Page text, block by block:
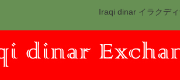
Iraqi dinar イラクデ